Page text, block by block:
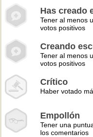
Has creado
Tener al menos
votos positivos
Creando
Tener al menos
votos positivos
Crítico
Haber votado
Empollón
Tener una
los comentarios